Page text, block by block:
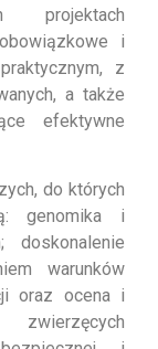
projektach
i
z
a także
efektywne
do których
genomika i
doskonalenie
warunków
oraz ocena i
zwierzęcych